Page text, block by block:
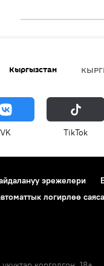
Кыргызстан
VK ТikТоk
эрежелери
логирлөө